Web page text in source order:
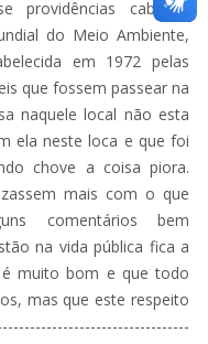
cabíveis.
do Meio Ambiente,
em 1972 pelas
que fossem passear na
naquele local não esta
ela neste loca e que foi
chove a coisa piora.
mais com o que
comentários bem
na vida pública fica a
muito bom e que todo
mas que este respeito